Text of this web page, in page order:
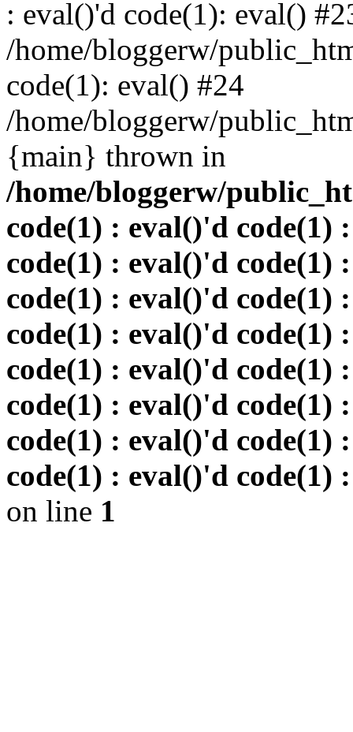
: eval()'d code(1): eval()
/home/bloggerw/
code(1): eval() #24
/home/bloggerw/
{main} thrown in
/home/bloggerw/
code(1) : eval()'d code(1)
code(1) : eval()'d code(1)
code(1) : eval()'d code(1)
code(1) : eval()'d code(1)
code(1) : eval()'d code(1)
code(1) : eval()'d code(1)
code(1) : eval()'d code(1)
code(1) : eval()'d code(1)
on line 1